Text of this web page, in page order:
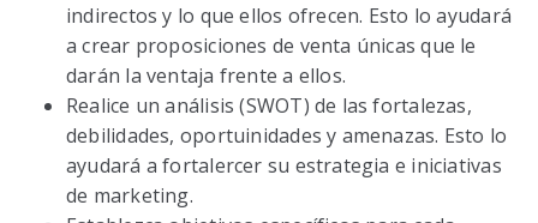
indirectos y lo que ellos ofrecen. Esto lo ayudará
a crear proposiciones de venta únicas que le
darán la ventaja frente a ellos.
Realice un análisis (SWOT) de las fortalezas,
debilidades, oportuinidades y amenazas. Esto lo
ayudará a fortalercer su estrategia e iniciativas
de marketing.